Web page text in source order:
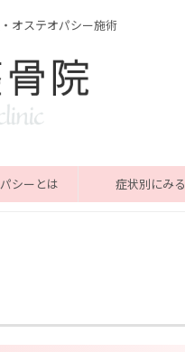
オステオパシー施術
シーとは 症状別にみる